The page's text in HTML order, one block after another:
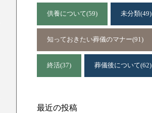
供養について(59) 未分類(49)
知っておきたい葬儀のマナー(91)
終活(37) 葬儀後について(62)
最近の投稿